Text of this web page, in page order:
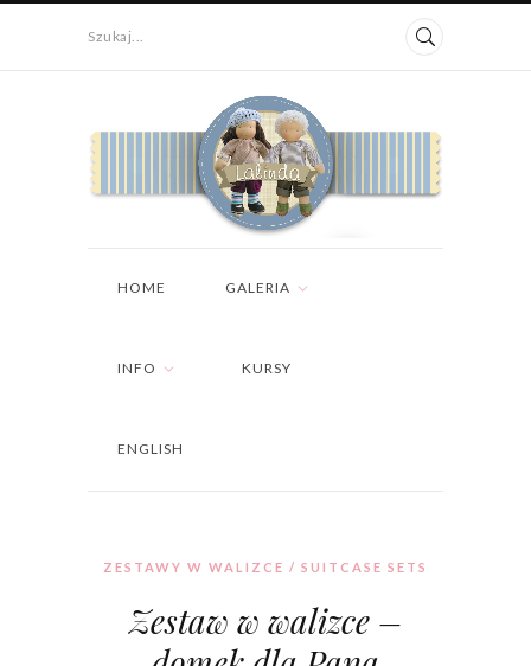
Szukaj...
HOME GALERIA
INFO KURSY
ENGLISH
ZESTAWY W WALIZCE / SUITCASE SETS
Zestaw w walizce –